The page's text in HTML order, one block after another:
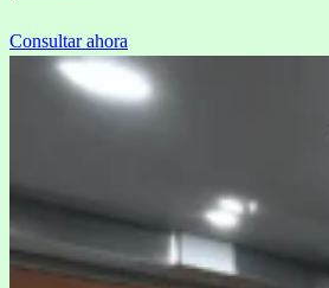
Consultar ahora